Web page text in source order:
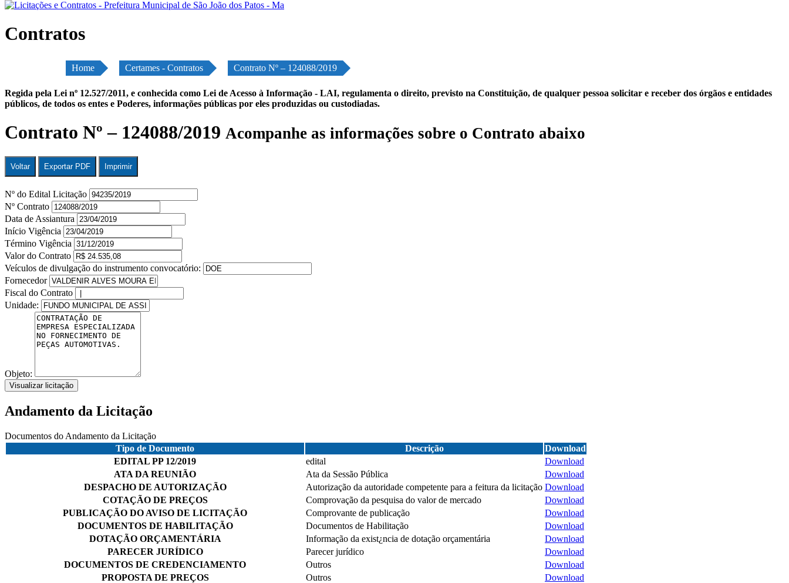
Contratos
Home Certames - Contratos Contrato Nº – 124088/2019
Regida pela Lei nº 12.527/2011, e conhecida como Lei de Acesso à Informação - LAI, regulamenta o direito, previsto na Constituição, de qualquer pessoa solicitar e receber dos órgãos e entidades
públicos, de todos os entes e Poderes, informações públicas por eles produzidas ou custodiadas.
Contrato Nº – 124088/2019 Acompanhe as informações sobre o Contrato abaixo
Voltar Exportar PDF Imprimir
Nº do Edital Licitação
Nº Contrato
Data de Assiantura
Início Vigência
Término Vigência
Valor do Contrato
Veículos de divulgação do instrumento convocatório:
Fornecedor
Fiscal do Contrato
Unidade:
Objeto:
Visualizar licitação
Andamento da Licitação
Documentos do Andamento da Licitação
Tipo de Documento
Descrição
Download
EDITAL PP 12/2019
edital
Download
ATA DA REUNIÃO
Ata da Sessão Pública
Download
DESPACHO DE AUTORIZAÇÃO
Autorização da autoridade competente para a feitura da licitação Download
COTAÇÃO DE PREÇOS
Comprovação da pesquisa do valor de mercado
Download
PUBLICAÇÃO DO AVISO DE LICITAÇÃO
Comprovante de publicação
Download
DOCUMENTOS DE HABILITAÇÃO
Documentos de Habilitação
Download
DOTAÇÃO ORÇAMENTÁRIA
Informação da exist¿ncia de dotação orçamentária
Download
PARECER JURÍDICO
Parecer jurídico
Download
DOCUMENTOS DE CREDENCIAMENTO
Outros
Download
PROPOSTA DE PREÇOS
Outros
Download